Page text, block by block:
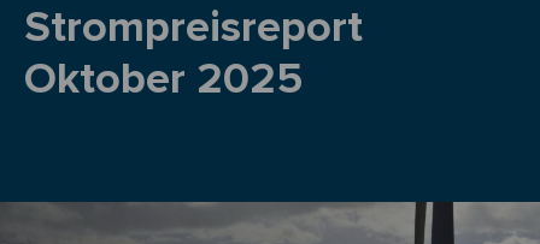
Strompreisreport
Oktober 2025